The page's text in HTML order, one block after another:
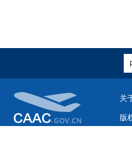
关
版